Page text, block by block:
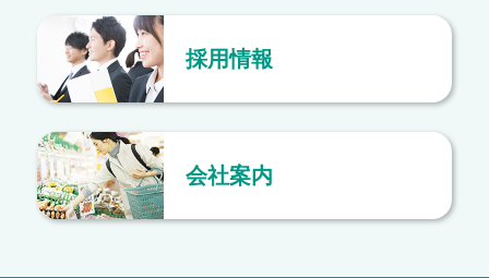
採用情報
会社案内